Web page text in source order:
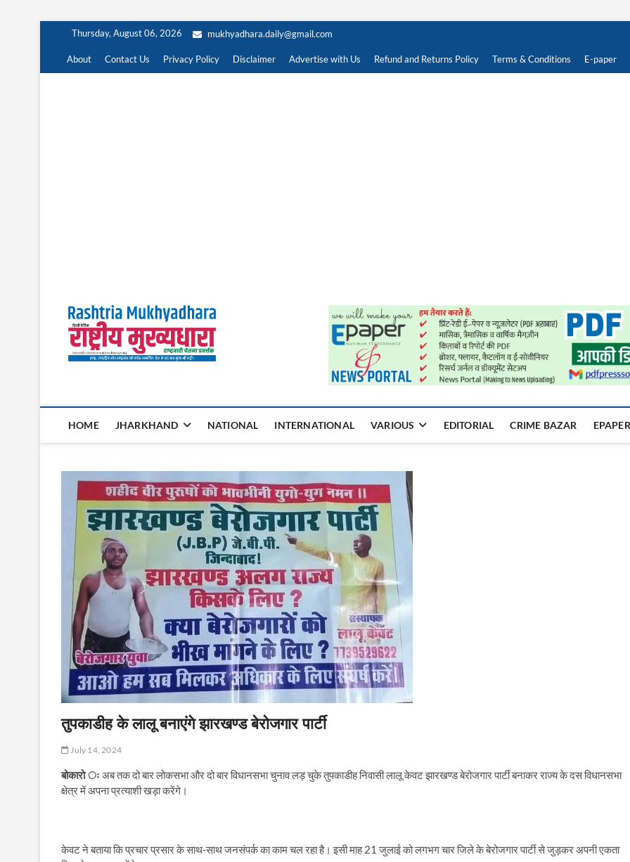
content
Thursday, August 06, 2026 mukhyadhara.daily@gmail.com
About Contact Us Privacy Policy Disclaimer Advertise with Us Refund and Returns Policy Terms & Conditions E-paper
Rashtria Mukhyadhara
HOME JHARKHAND NATIONAL INTERNATIONAL VARIOUS EDITORIAL CRIME BAZAR
तुपकाडीह के लालू बनाएंगे झारखण्ड बेरोजगार पार्टी
July 14, 2024
बोकारो ः अब तक दो बार लोकसभा और दो बार विधानसभा चुनाव लड़ चुके तुपकाडीह निवासी लालू केवट झारखण्ड बेरोजगार पार्टी बनाकर राज्य के दस विधानसभा
क्षेत्र में अपना प्रत्याशी खड़ा करेंगे।
केवट ने बताया कि प्रचार प्रसार के साथ-साथ जनसंपर्क का काम चल रहा है। इसी माह 21 जुलाई को लगभग चार जिले के बेरोजगार पार्टी से जुड़कर अपनी एकता